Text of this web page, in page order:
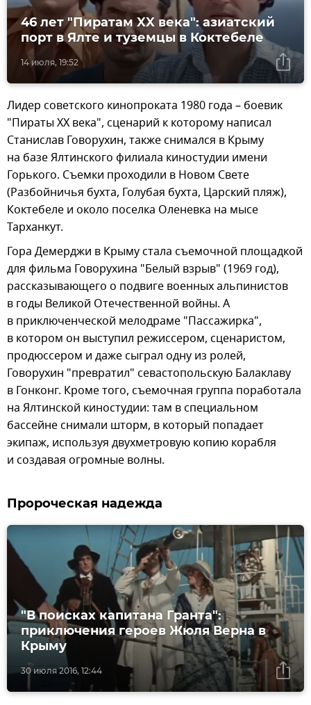
14 июля, 19:52
46 лет "Пиратам XX века": азиатский
порт в Ялте и туземцы в Коктебеле
Лидер советского кинопроката 1980 года – боевик
"Пираты XX века", сценарий к которому написал
Станислав Говорухин, также снимался в Крыму
на базе Ялтинского филиала киностудии имени
Горького. Съемки проходили в Новом Свете
(Разбойничья бухта, Голубая бухта, Царский пляж),
Коктебеле и около поселка Оленевка на мысе
Тарханкут.
Гора Демерджи в Крыму стала съемочной площадкой
для фильма Говорухина "Белый взрыв" (1969 год),
рассказывающего о подвиге военных альпинистов
в годы Великой Отечественной войны. А
в приключенческой мелодраме "Пассажирка",
в котором он выступил режиссером, сценаристом,
продюссером и даже сыграл одну из ролей,
Говорухин "превратил" севастопольскую Балаклаву
в Гонконг. Кроме того, съемочная группа поработала
на Ялтинской киностудии: там в специальном
бассейне снимали шторм, в который попадает
экипаж, используя двухметровую копию корабля
и создавая огромные волны.
Пророческая надежда
30 июля 2016, 12:44
"В поисках капитана Гранта":
приключения героев Жюля Верна в
Крыму